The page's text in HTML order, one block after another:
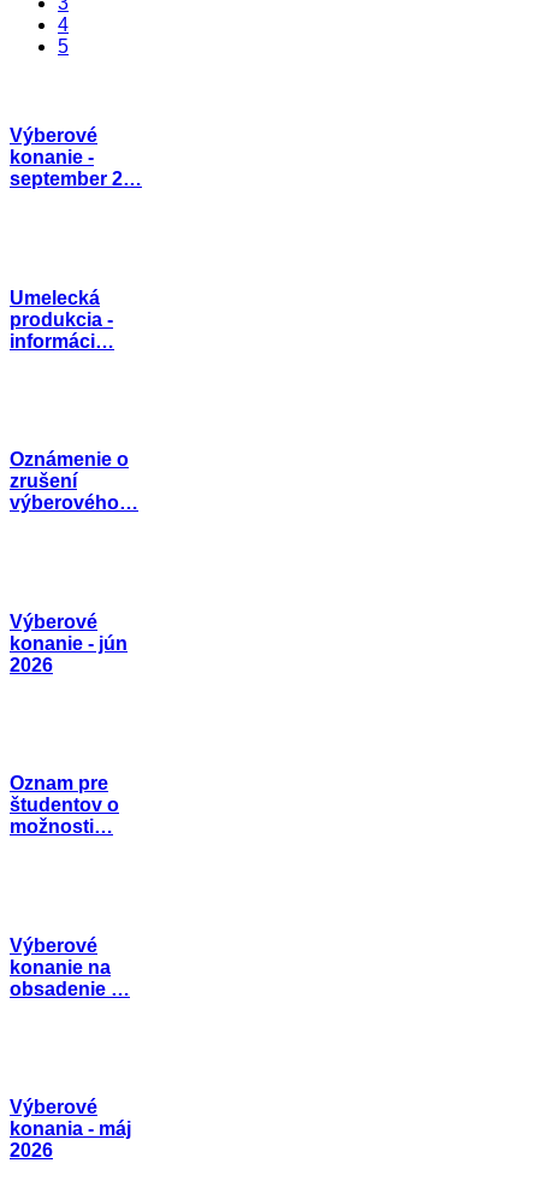
4
5
Výberové
konanie -
september 2…
Umelecká
produkcia -
informáci…
Oznámenie o
zrušení
výberového…
Výberové
konanie - jún
2026
Oznam pre
študentov o
možnosti…
Výberové
konanie na
obsadenie …
Výberové
konania - máj
2026